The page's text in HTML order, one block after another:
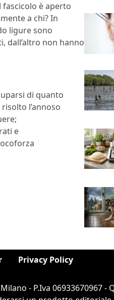
è aperto
a chi? In
ligure sono
dall’altro non hanno
di quanto
l’annoso
e
Privacy Policy
- P.Iva 06933670967